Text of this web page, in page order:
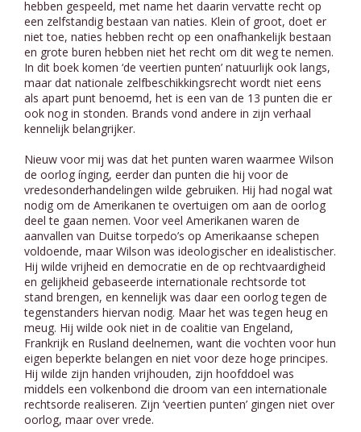
hebben gespeeld, met name het daarin vervatte recht op
een zelfstandig bestaan van naties. Klein of groot, doet er
niet toe, naties hebben recht op een onafhankelijk bestaan
en grote buren hebben niet het recht om dit weg te nemen.
In dit boek komen ‘de veertien punten’ natuurlijk ook langs,
maar dat nationale zelfbeschikkingsrecht wordt niet eens
als apart punt benoemd, het is een van de 13 punten die er
ook nog in stonden. Brands vond andere in zijn verhaal
kennelijk belangrijker.
Nieuw voor mij was dat het punten waren waarmee Wilson
de oorlog ínging, eerder dan punten die hij voor de
vredesonderhandelingen wilde gebruiken. Hij had nogal wat
nodig om de Amerikanen te overtuigen om aan de oorlog
deel te gaan nemen. Voor veel Amerikanen waren de
aanvallen van Duitse torpedo’s op Amerikaanse schepen
voldoende, maar Wilson was ideologischer en idealistischer.
Hij wilde vrijheid en democratie en de op rechtvaardigheid
en gelijkheid gebaseerde internationale rechtsorde tot
stand brengen, en kennelijk was daar een oorlog tegen de
tegenstanders hiervan nodig. Maar het was tegen heug en
meug. Hij wilde ook niet in de coalitie van Engeland,
Frankrijk en Rusland deelnemen, want die vochten voor hun
eigen beperkte belangen en niet voor deze hoge principes.
Hij wilde zijn handen vrijhouden, zijn hoofddoel was
middels een volkenbond die droom van een internationale
rechtsorde realiseren. Zijn ‘veertien punten’ gingen niet over
oorlog, maar over vrede.